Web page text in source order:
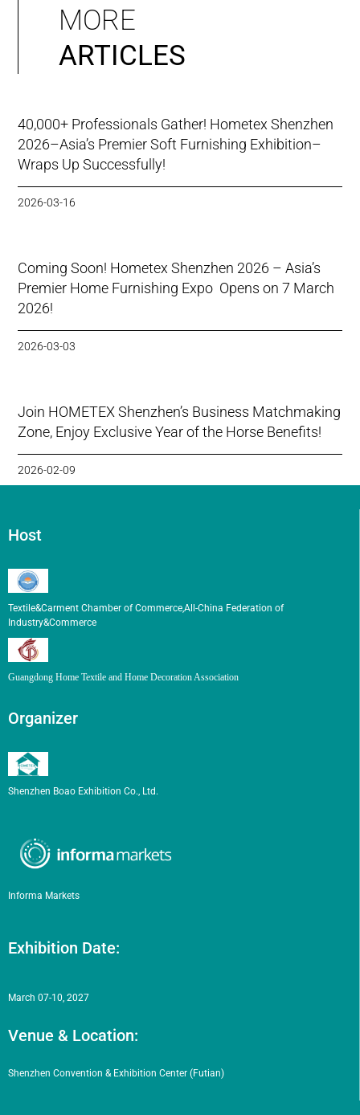
MORE
ARTICLES
40,000+ Professionals Gather! Hometex Shenzhen
2026–Asia’s Premier Soft Furnishing Exhibition–
Wraps Up Successfully!
2026-03-16
Coming Soon! Hometex Shenzhen 2026 – Asia’s
Premier Home Furnishing Expo Opens on 7 March
2026!
2026-03-03
Join HOMETEX Shenzhen’s Business Matchmaking
Zone, Enjoy Exclusive Year of the Horse Benefits!
2026-02-09
Host
Textile&Carment Chamber of Commerce,All-China Federation of
Industry&Commerce
Guangdong Home Textile and Home Decoration Association
Organizer
Shenzhen Boao Exhibition Co., Ltd.
Informa Markets
Exhibition Date:
March 07-10, 2027
Venue & Location:
Shenzhen Convention & Exhibition Center (Futian)